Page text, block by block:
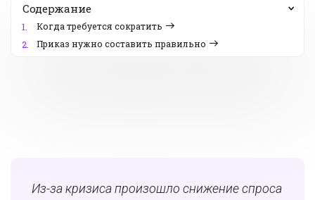
Содержание
1.
Когда требуется сократить
2.
Приказ нужно составить правильно
Из-за кризиса произошло снижение спроса